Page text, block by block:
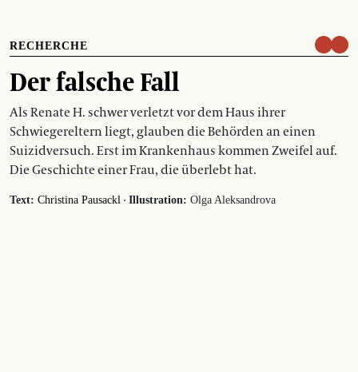
RECHERCHE
Der falsche Fall
Als Renate H. schwer verletzt vor dem Haus ihrer
Schwiegereltern liegt, glauben die Behörden an einen
Suizidversuch. Erst im Krankenhaus kommen Zweifel auf.
Die Geschichte einer Frau, die überlebt hat.
Text: Christina Pausackl · Illustration: Olga Aleksandrova